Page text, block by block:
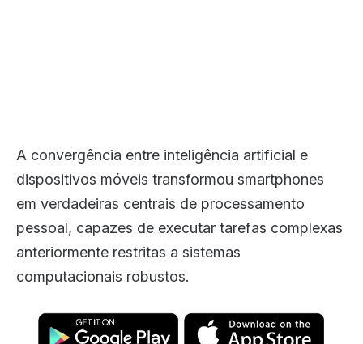
A convergência entre inteligência artificial e
dispositivos móveis transformou smartphones
em verdadeiras centrais de processamento
pessoal, capazes de executar tarefas complexas
anteriormente restritas a sistemas
computacionais robustos.